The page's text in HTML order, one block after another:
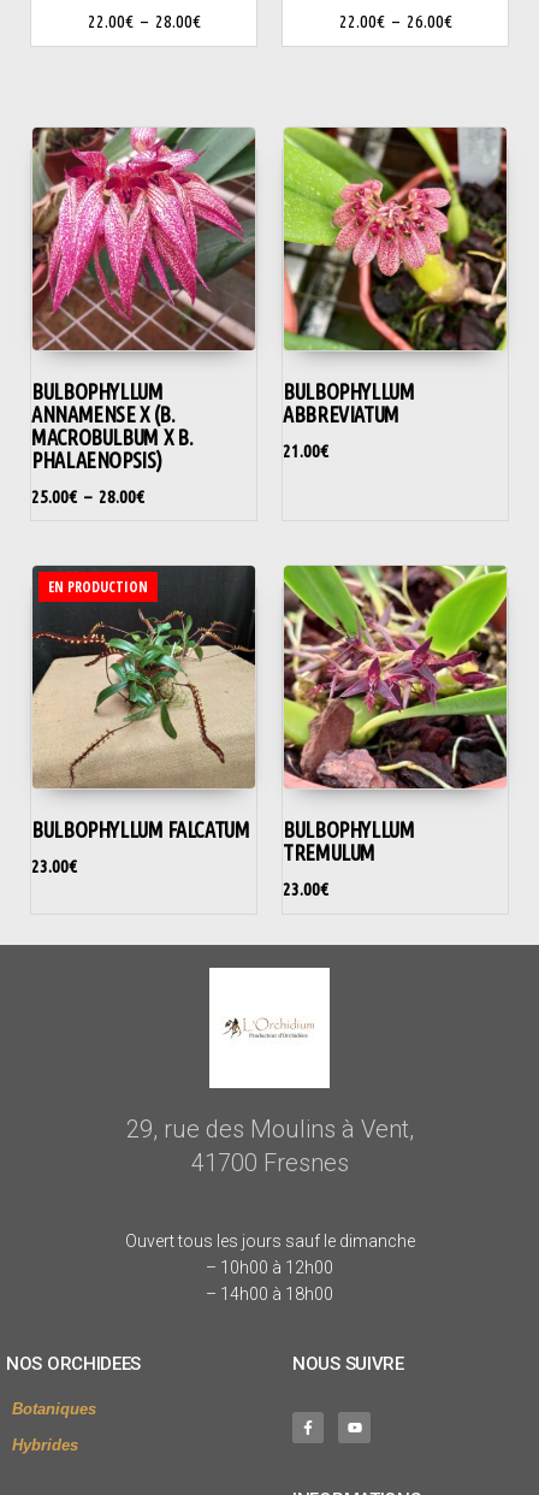
22.00€ – 28.00€
22.00€ – 26.00€
BULBOPHYLLUM
ANNAMENSE X (B.
MACROBULBUM X B.
PHALAENOPSIS)
25.00€ – 28.00€
BULBOPHYLLUM
ABBREVIATUM
21.00€
EN PRODUCTION
BULBOPHYLLUM FALCATUM
23.00€
BULBOPHYLLUM
TREMULUM
23.00€
29, rue des Moulins à Vent,
41700 Fresnes
Ouvert tous les jours sauf le dimanche
– 10h00 à 12h00
– 14h00 à 18h00
NOS ORCHIDEES
Botaniques
Hybrides
NOUS SUIVRE